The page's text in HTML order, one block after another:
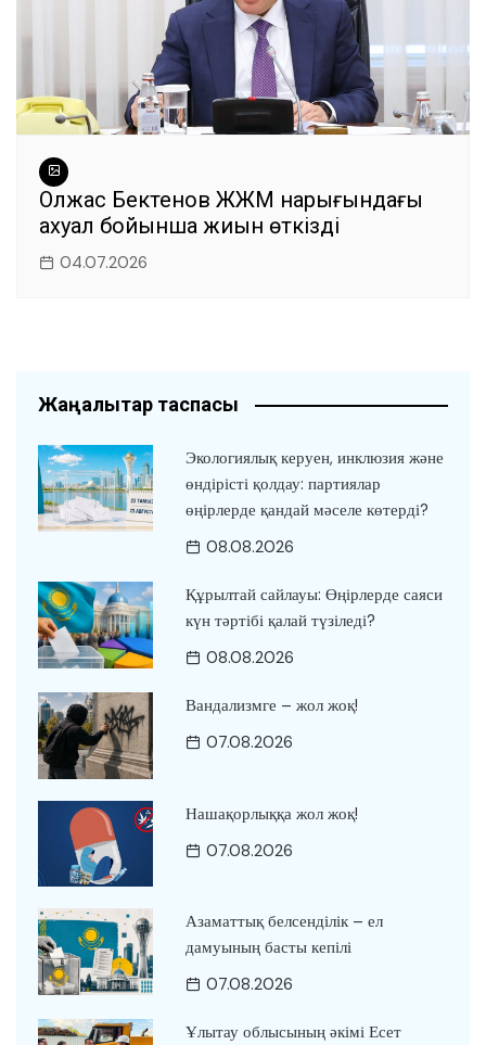
Олжас Бектенов ЖЖМ нарығындағы
ахуал бойынша жиын өткізді
04.07.2026
Жаңалықтар таспасы
Экологиялық керуен, инклюзия және
өндірісті қолдау: партиялар
өңірлерде қандай мәселе көтерді?
08.08.2026
Құрылтай сайлауы: Өңірлерде саяси
күн тәртібі қалай түзіледі?
08.08.2026
Вандализмге – жол жоқ!
07.08.2026
Нашақорлыққа жол жоқ!
07.08.2026
Азаматтық белсенділік – ел
дамуының басты кепілі
07.08.2026
Ұлытау облысының әкімі Есет